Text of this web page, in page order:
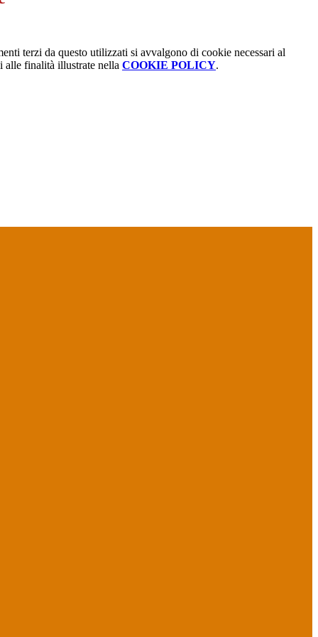
terzi da questo utilizzati si avvalgono di cookie necessari al
alle finalità illustrate nella COOKIE POLICY.